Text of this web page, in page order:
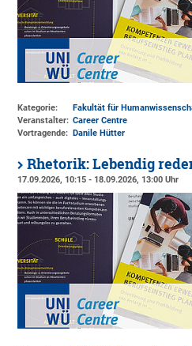
Kategorie:
Fakultät für
Veranstalter: Career Centre
Vortragende:
Danile Hütter
Rhetorik: Lebendig
17.09.2026, 10:15 - 18.09.2026, 13:00 Uhr